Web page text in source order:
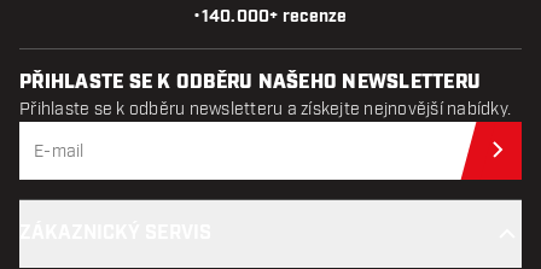
•140.000+ recenze
PŘIHLASTE SE K ODBĚRU NAŠEHO NEWSLETTERU
Přihlaste se k odběru newsletteru a získejte nejnovější nabídky.